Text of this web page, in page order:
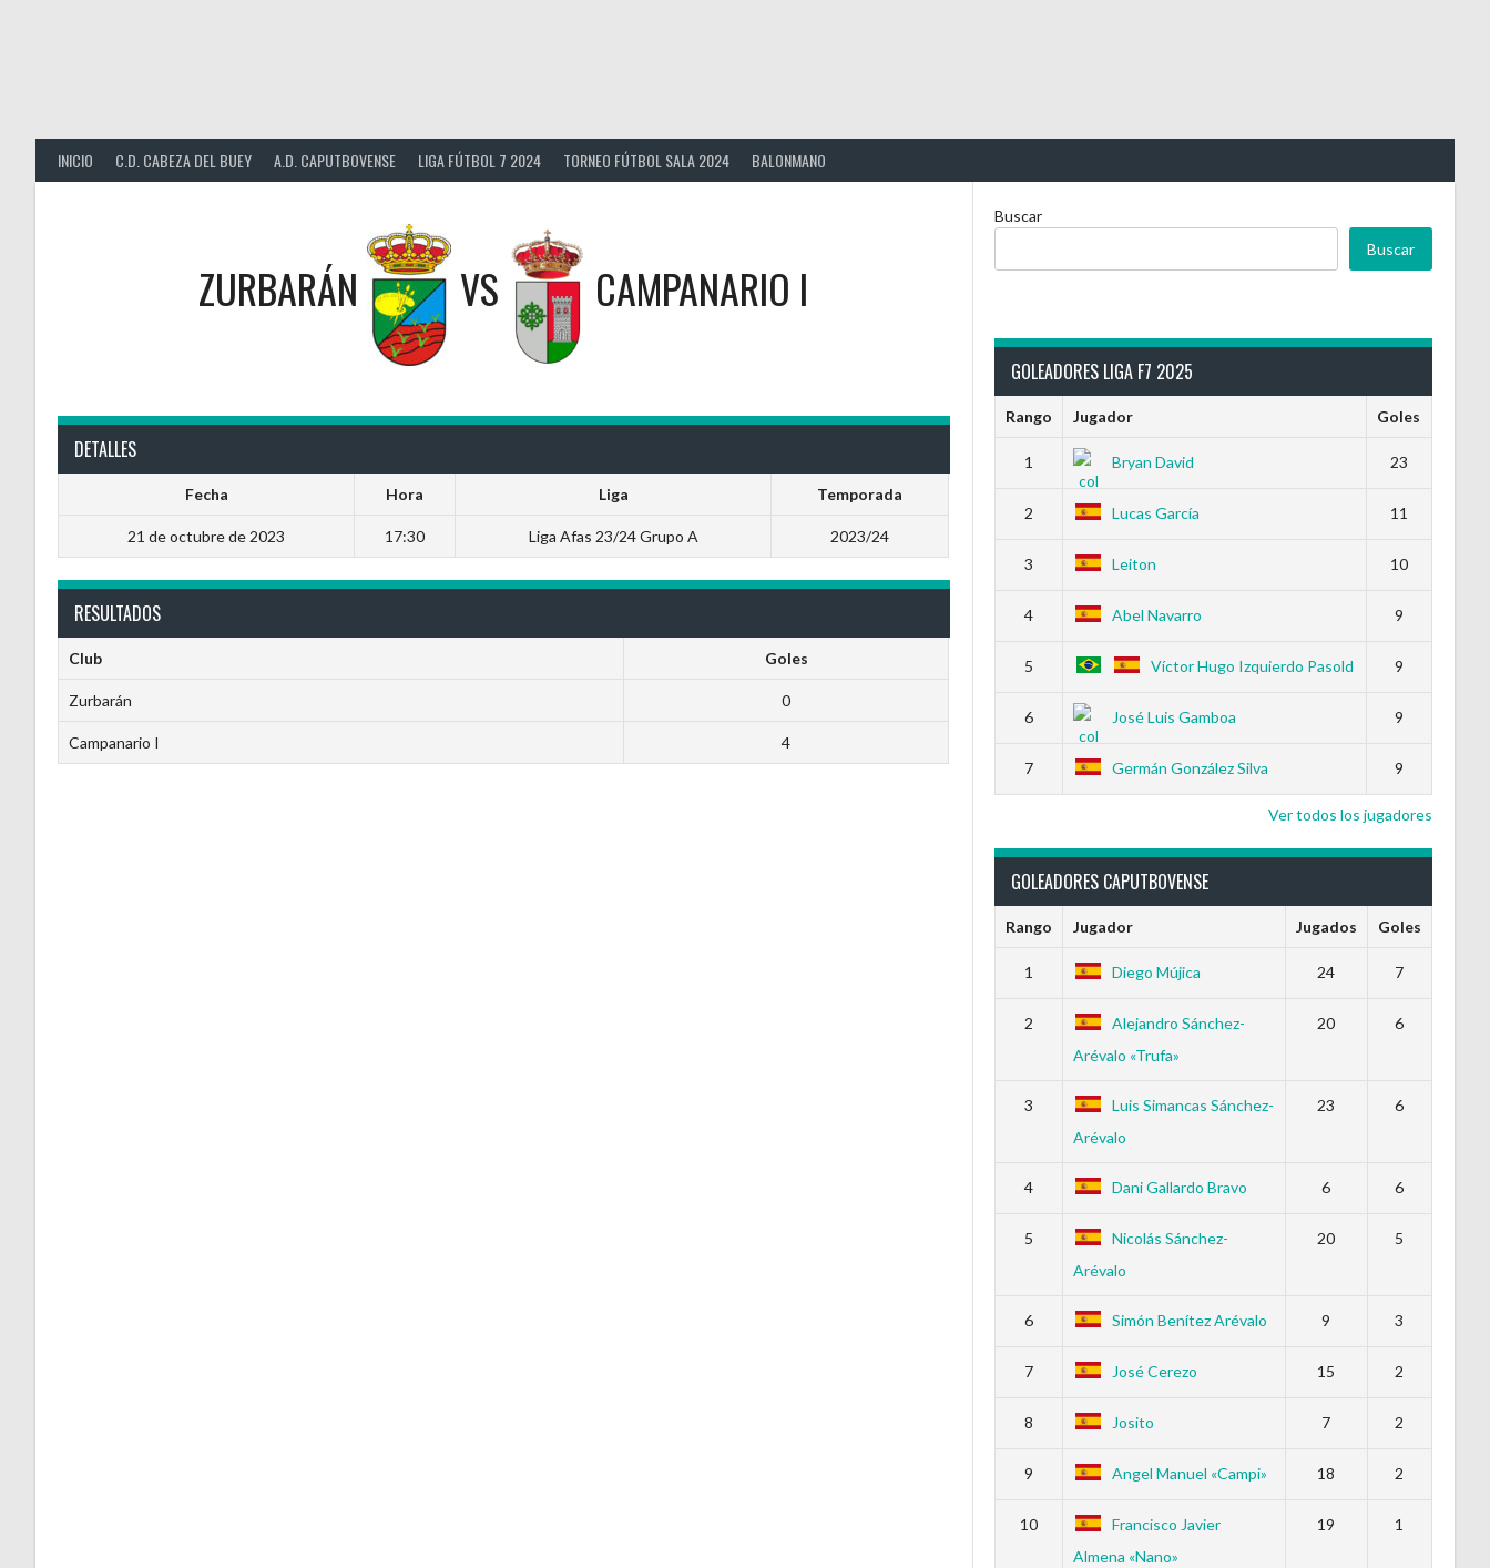
INICIO C.D. CABEZA DEL BUEY A.D. CAPUTBOVENSE LIGA FÚTBOL 7 2024 TORNEO FÚTBOL SALA 2024 BALONMANO
ZURBARÁN VS CAMPANARIO I
DETALLES
Fecha Hora Liga Temporada
21 de octubre de 2023 17:30 Liga Afas 23/24 Grupo A 2023/24
RESULTADOS
Club Goles
Zurbarán 0
Campanario I 4
Buscar
Buscar
GOLEADORES LIGA F7 2025
Rango Jugador Goles
1 Bryan David 23
2 Lucas García 11
3 Leiton 10
4 Abel Navarro 9
5 Víctor Hugo Izquierdo Pasold 9
6 José Luis Gamboa 9
7 Germán González Silva 9
Ver todos los jugadores
GOLEADORES CAPUTBOVENSE
Rango Jugador Jugados Goles
1 Diego Mújica 24 7
2
Alejandro Sánchez-
Arévalo «Trufa»
20 6
3
Luis Simancas Sánchez-
Arévalo
23 6
4 Dani Gallardo Bravo 6 6
5
Nicolás Sánchez-
Arévalo
20 5
6 Simón Benítez Arévalo 9 3
7 José Cerezo 15 2
8 Josito 7 2
9 Angel Manuel «Campi» 18 2
10
Francisco Javier
Almena «Nano»
19 1